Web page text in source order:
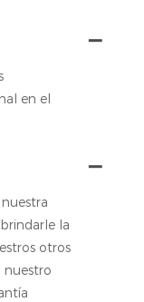
en el
la
otros
nuestro